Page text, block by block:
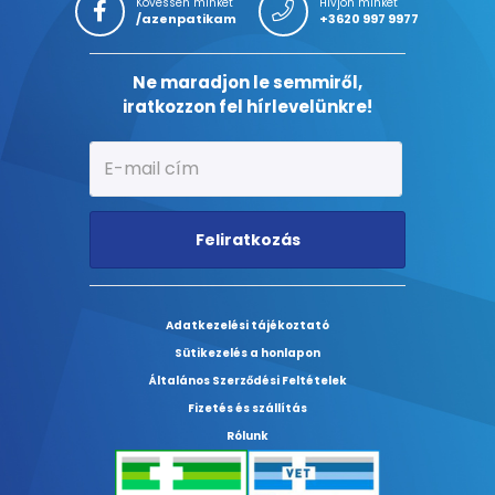
/azenpatikam +3620 997 9977
Ne maradjon le semmiről,
iratkozzon fel hírlevelünkre!
Feliratkozás
Adatkezelési tájékoztató
Sütikezelés a honlapon
Általános Szerződési Feltételek
Fizetés és szállítás
Rólunk